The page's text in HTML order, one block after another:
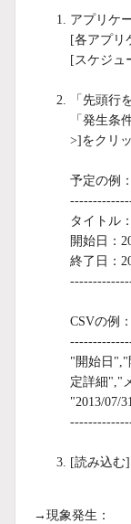
アプリケ
[各アプリ
[スケジュ
「先頭行
「発生条
>]をクリ
予定の例：
タイトル
開始日：
終了日：
CSVの例：
"開始日
定詳細","
"2013/07/
[読み込む]
→現象発生：